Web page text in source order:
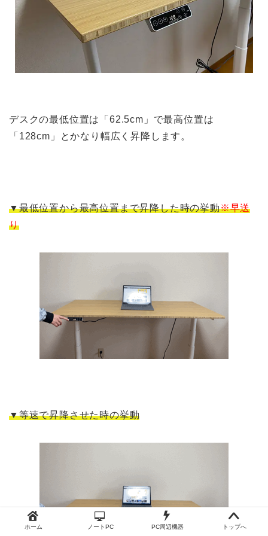
デスクの最低位置は「62.5cm」で最高位置は
「128cm」とかなり幅広く昇降します。
▼最低位置から最高位置まで昇降した時の挙動※早送
り
▼等速で昇降させた時の挙動
ホーム ノートPC PC周辺機器 トップへ